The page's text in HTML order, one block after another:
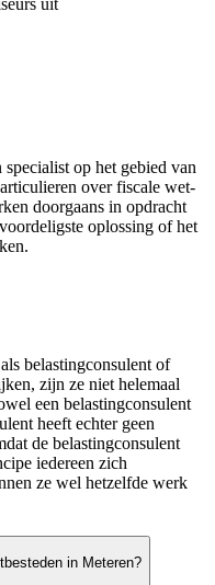
uit
op het gebied van
over fiscale wet-
doorgaans in opdracht
oplossing of het
belastingconsulent of
zijn ze niet helemaal
een belastingconsulent
heeft echter geen
de belastingconsulent
iedereen zich
ze wel hetzelfde werk
in Meteren?